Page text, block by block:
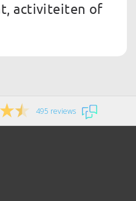
activiteiten of
495 reviews